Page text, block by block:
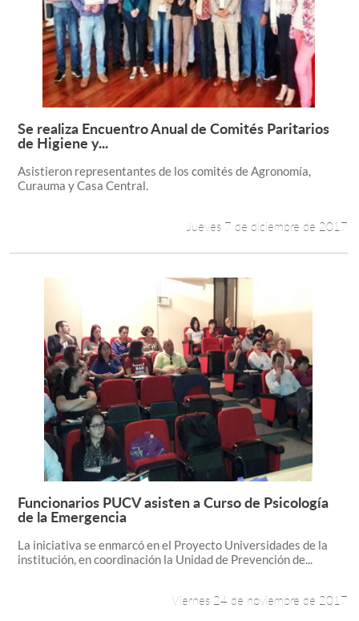
Leer más +
Se realiza Encuentro Anual de Comités Paritarios
de Higiene y...
Asistieron representantes de los comités de Agronomía,
Curauma y Casa Central.
Jueves 7 de diciembre de 2017
Leer más +
Funcionarios PUCV asisten a Curso de Psicología
de la Emergencia
La iniciativa se enmarcó en el Proyecto Universidades de la
institución, en coordinación la Unidad de Prevención de...
Viernes 24 de noviembre de 2017